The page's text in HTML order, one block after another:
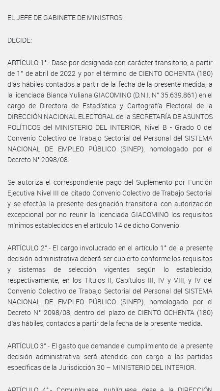
EL JEFE DE GABINETE DE MINISTROS
DECIDE:
ARTÍCULO 1°.- Dase por designada con carácter transitorio, a partir
de 1° de abril de 2022 y por el término de CIENTO OCHENTA (180)
días hábiles contados a partir de la fecha de la presente medida, a
la licenciada Bianca Yuliana GIACOMINO (D.N.I. N° 35.639.861) en el
cargo de Directora de Estadística y Cartografía Electoral de la
DIRECCIÓN NACIONAL ELECTORAL de la SECRETARÍA DE ASUNTOS
POLÍTICOS del MINISTERIO DEL INTERIOR, Nivel B - Grado 0 del
Convenio Colectivo de Trabajo Sectorial del Personal del SISTEMA
NACIONAL DE EMPLEO PÚBLICO (SINEP), homologado por el
Decreto N° 2098/08.
Se autoriza el correspondiente pago del Suplemento por Función
Ejecutiva Nivel III del citado Convenio Colectivo de Trabajo Sectorial
y se efectúa la presente designación transitoria con autorización
excepcional por no reunir la licenciada GIACOMINO los requisitos
mínimos establecidos en el artículo 14 de dicho Convenio.
ARTÍCULO 2°.- El cargo involucrado en el artículo 1° de la presente
decisión administrativa deberá ser cubierto conforme los requisitos
y sistemas de selección vigentes según lo establecido,
respectivamente, en los Títulos II, Capítulos III, IV y VIII, y IV del
Convenio Colectivo de Trabajo Sectorial del Personal del SISTEMA
NACIONAL DE EMPLEO PÚBLICO (SINEP), homologado por el
Decreto N° 2098/08, dentro del plazo de CIENTO OCHENTA (180)
días hábiles, contados a partir de la fecha de la presente medida.
ARTÍCULO 3°.- El gasto que demande el cumplimiento de la presente
decisión administrativa será atendido con cargo a las partidas
específicas de la Jurisdicción 30 – MINISTERIO DEL INTERIOR.